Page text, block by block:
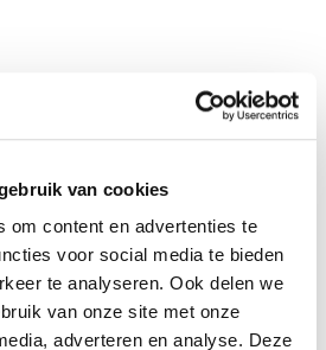
van cookies
om content en advertenties te
voor social media te bieden
te analyseren. Ook delen we
van onze site met onze
adverteren en analyse. Deze
Pronk nieuwe Hoofd
eSporters zetten hun
recht
GEPUBLICEERD:
08 APRIL 2021